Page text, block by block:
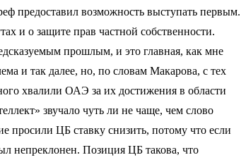
предоставил возможность выступать первым.
и о защите прав частной собственности.
прошлым, и это главная, как мне
и так далее, но, по словам Макарова, с тех
хвалили ОАЭ за их достижения в области
звучало чуть ли не чаще, чем слово
просили ЦБ ставку снизить, потому что если
непреклонен. Позиция ЦБ такова, что